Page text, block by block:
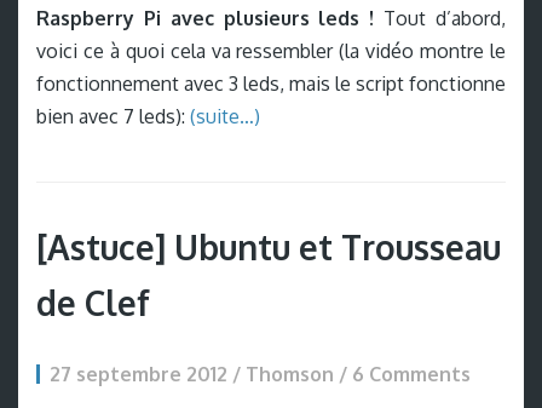
Raspberry Pi avec plusieurs leds ! Tout d’abord,
voici ce à quoi cela va ressembler (la vidéo montre le
fonctionnement avec 3 leds, mais le script fonctionne
bien avec 7 leds): (suite…)
[Astuce] Ubuntu et Trousseau
de Clef
27 septembre 2012 / Thomson / 6 Comments